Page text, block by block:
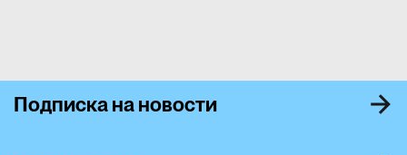
Подписка на новости